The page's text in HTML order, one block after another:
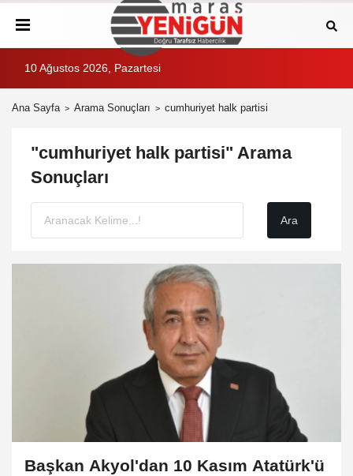
10 Ağustos 2026, Pazartesi
Ana Sayfa Arama Sonuçları cumhuriyet halk partisi
"cumhuriyet halk partisi" Arama
Sonuçları
Başkan Akyol'dan 10 Kasım Atatürk'ü